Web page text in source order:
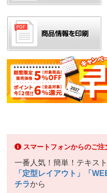
スマートフォンからのご注
一番人気！簡単！テキス
「定型レイアウト」「
チラから